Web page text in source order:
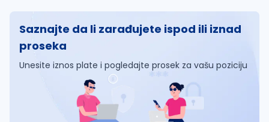
Saznajte da li zarađujete ispod ili iznad
proseka
Unesite iznos plate i pogledajte prosek za vašu poziciju